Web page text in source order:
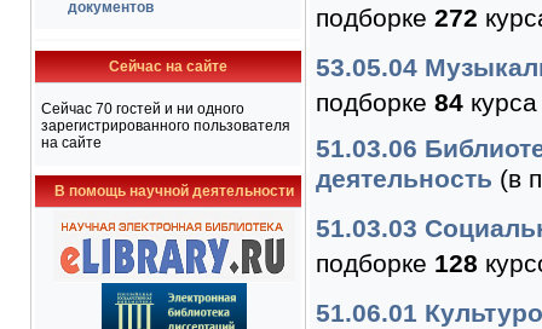
документов
Сейчас на сайте
Сейчас 70 гостей и ни одного
зарегистрированного пользователя
на сайте
В помощь научной деятельности
подборке 272
53.05.04
подборке 84курса
51.03.06
деятельность (в
51.03.03
подборке 128
51.06.01